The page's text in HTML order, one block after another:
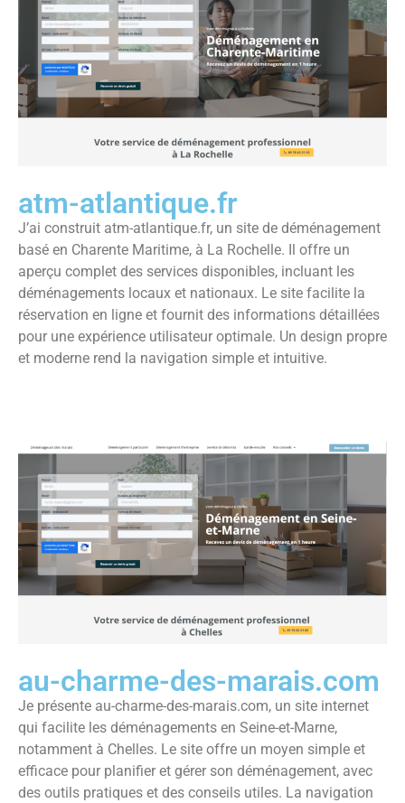
atm-atlantique.fr
J’ai construit atm-atlantique.fr, un site de déménagement
basé en Charente Maritime, à La Rochelle. Il offre un
aperçu complet des services disponibles, incluant les
déménagements locaux et nationaux. Le site facilite la
réservation en ligne et fournit des informations détaillées
pour une expérience utilisateur optimale. Un design propre
et moderne rend la navigation simple et intuitive.
au-charme-des-marais.com
Je présente au-charme-des-marais.com, un site internet
qui facilite les déménagements en Seine-et-Marne,
notamment à Chelles. Le site offre un moyen simple et
efficace pour planifier et gérer son déménagement, avec
des outils pratiques et des conseils utiles. La navigation